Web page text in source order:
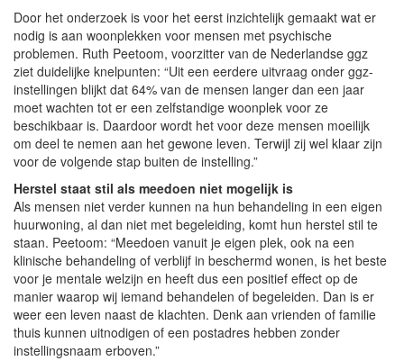
Door het onderzoek is voor het eerst inzichtelijk gemaakt wat er
nodig is aan woonplekken voor mensen met psychische
problemen. Ruth Peetoom, voorzitter van de Nederlandse ggz
ziet duidelijke knelpunten: “Uit een eerdere uitvraag onder ggz-
instellingen blijkt dat 64% van de mensen langer dan een jaar
moet wachten tot er een zelfstandige woonplek voor ze
beschikbaar is. Daardoor wordt het voor deze mensen moeilijk
om deel te nemen aan het gewone leven. Terwijl zij wel klaar zijn
voor de volgende stap buiten de instelling.”
Herstel staat stil als meedoen niet mogelijk is
Als mensen niet verder kunnen na hun behandeling in een eigen
huurwoning, al dan niet met begeleiding, komt hun herstel stil te
staan. Peetoom: “Meedoen vanuit je eigen plek, ook na een
klinische behandeling of verblijf in beschermd wonen, is het beste
voor je mentale welzijn en heeft dus een positief effect op de
manier waarop wij iemand behandelen of begeleiden. Dan is er
weer een leven naast de klachten. Denk aan vrienden of familie
thuis kunnen uitnodigen of een postadres hebben zonder
instellingsnaam erboven.”